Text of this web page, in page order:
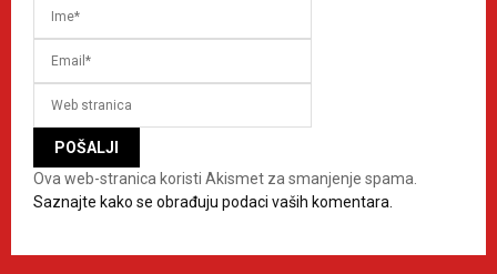
Ova web-stranica koristi Akismet za smanjenje spama.
Saznajte kako se obrađuju podaci vaših komentara.